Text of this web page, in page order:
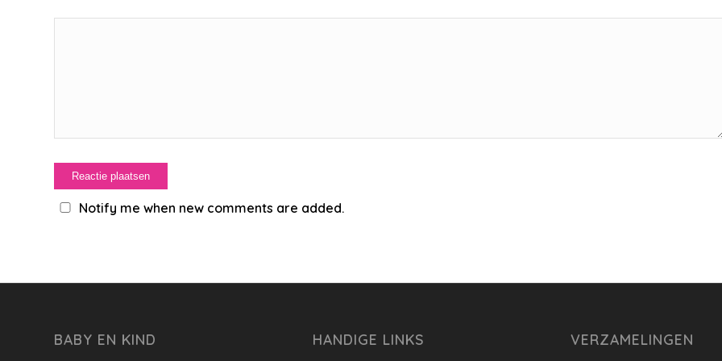
Notify me when new comments are added.
BABY EN KIND HANDIGE LINKS VERZAMELINGEN